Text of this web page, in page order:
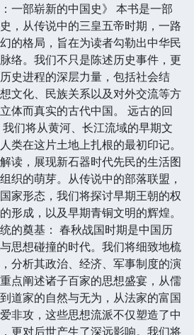
一部崭新的中国史》 本书是一部
，从传说中的三皇五帝时期，一路
的格局，旨在为读者勾勒出中华民
络。我们不只是陈述历史事件，更
史进程的深层力量，包括社会结
文化、民族关系以及对外交流等方
体而真实的古代中国。 远古的回
们将从黄河、长江流域的早期文
类在这片土地上扎根的最初印记。
读，展现新石器时代先民的生活图
织的萌芽。从传说中的部落联盟，
家形态，我们将探讨早期王朝的权
形成，以及早期青铜文明的辉煌。
的奠基： 春秋战国时期是中国历
思想碰撞的时代。我们将细致地梳
分析其政治、经济、军事制度的演
点阐述诸子百家的思想盛宴，从儒
道家的自然与无为，从法家的富国
非攻，这些思想流派不仅塑造了中
更对后世产生了深远影响。我们将